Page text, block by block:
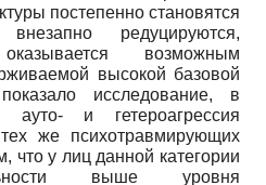
постепенно становятся
редуцируются,
возможным
высокой базовой
исследование, в
ауто- и гетероагрессия
же психотравмирующих
что у лиц данной категории
выше уровня